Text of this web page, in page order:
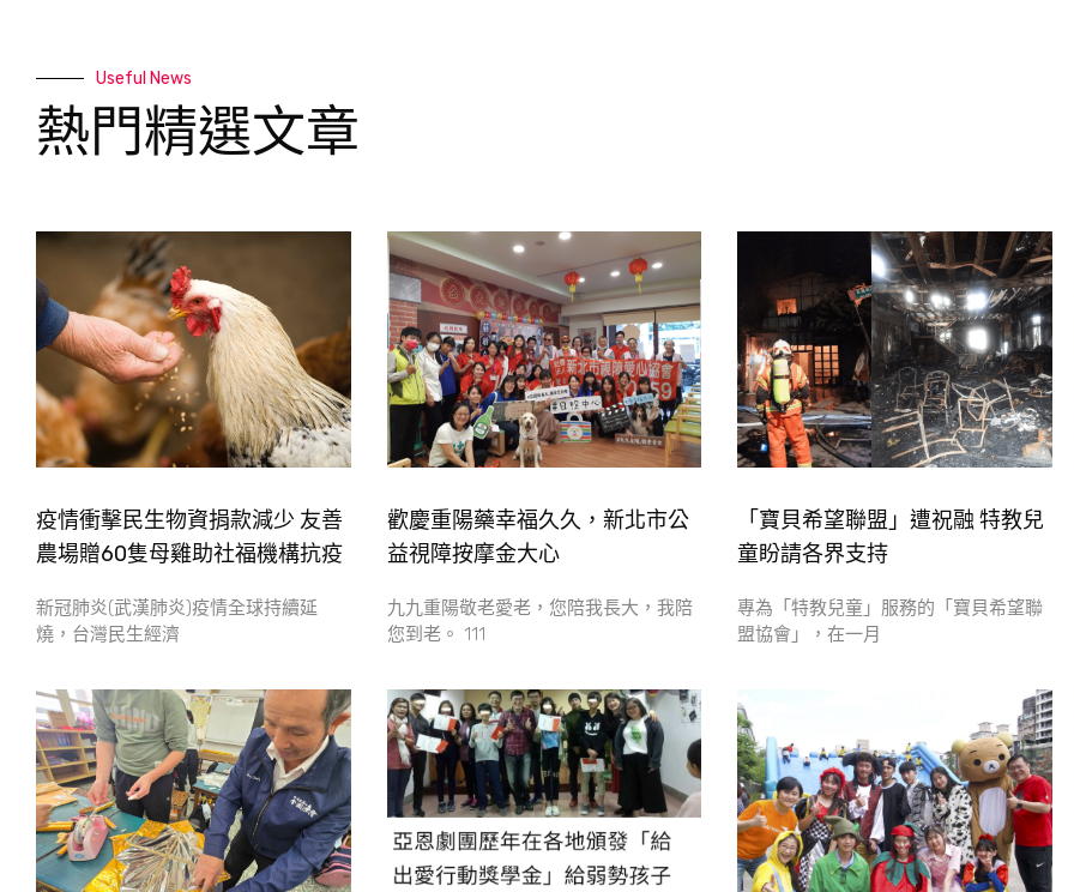
Useful News
熱門精選文章
疫情衝擊民生物資捐款減少 友善
農場贈60隻母雞助社福機構抗疫
新冠肺炎(武漢肺炎)疫情全球持續延
燒，台灣民生經濟
歡慶重陽藥幸福久久，新北市公
益視障按摩金大心
九九重陽敬老愛老，您陪我長大，我陪
您到老。 111
「寶貝希望聯盟」遭祝融 特教兒
童盼請各界支持
專為「特教兒童」服務的「寶貝希望聯
盟協會」，在一月